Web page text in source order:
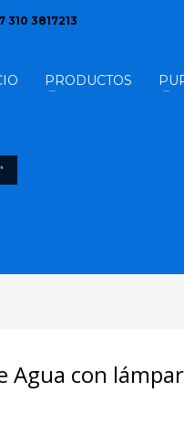
310 3817213
PRODUCTOS
Agua con